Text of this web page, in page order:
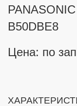
B50DBE8
Цена: по